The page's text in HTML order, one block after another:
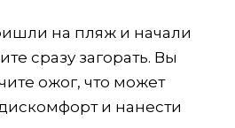
на пляж и начали
сразу загорать. Вы
ожог, что может
и нанести